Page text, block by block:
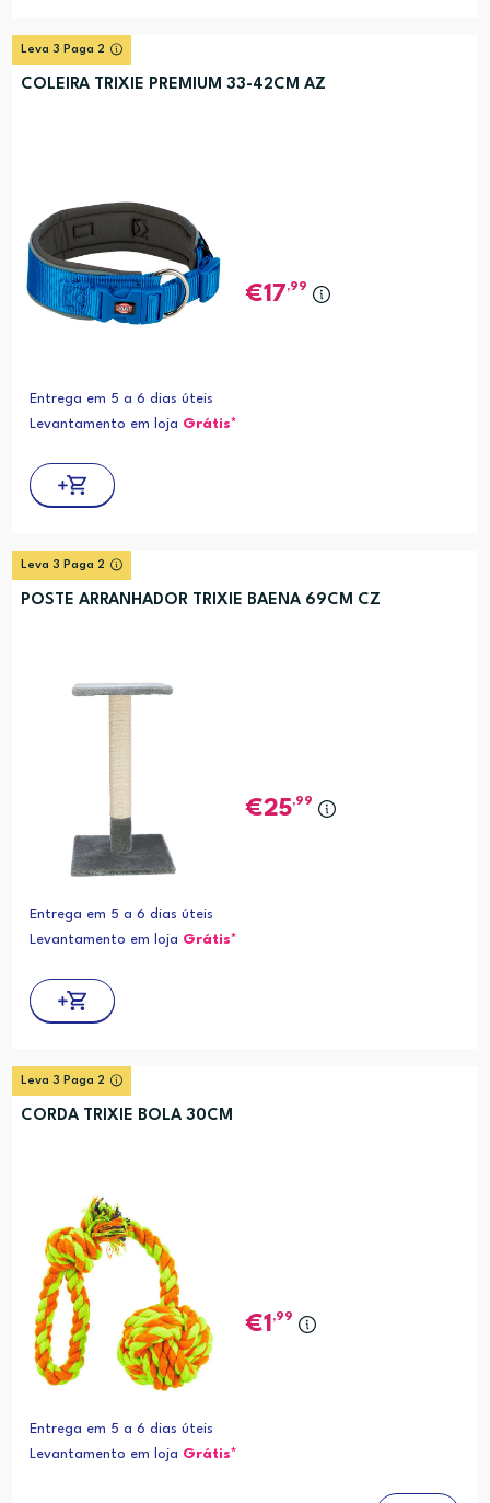
Leva 3 Paga 2
COLEIRA TRIXIE PREMIUM 33-42CM AZ
17,99
Entrega em 5 a 6 dias úteis
Levantamento em loja Grátis*
Leva 3 Paga 2
POSTE ARRANHADOR TRIXIE BAENA 69CM CZ
25,99
Entrega em 5 a 6 dias úteis
Levantamento em loja Grátis*
Leva 3 Paga 2
CORDA TRIXIE BOLA 30CM
1 ,99
Entrega em 5 a 6 dias úteis
Levantamento em loja Grátis*